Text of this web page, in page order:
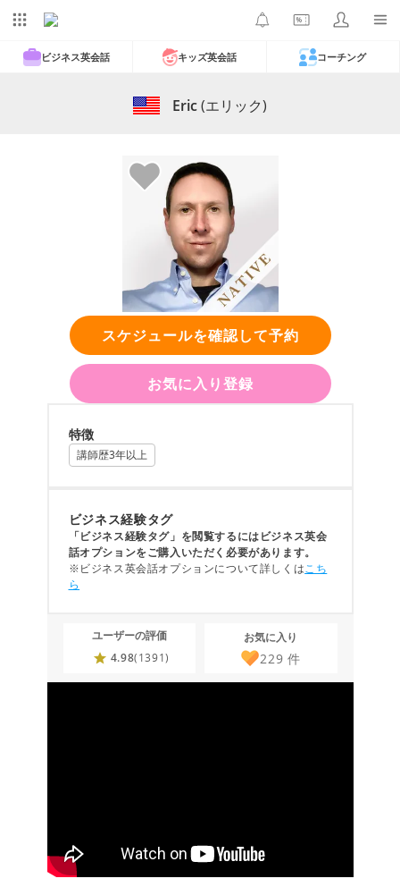
ビジネス英会話 キッズ英会話 コーチング
Eric(エリック)
スケジュールを確認して予約
お気に入り登録
特徴
講師歴3年以上
ビジネス経験タグ
「ビジネス経験タグ」を閲覧するにはビジネス英会
話オプションをご購入いただく必要があります。
※ビジネス英会話オプションについて詳しくはこち
ら
ユーザーの評価
4.98(1391)
お気に入り
229 件